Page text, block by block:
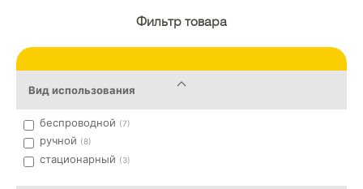
Фильтр товара
Вид использования
беспроводной (7)
ручной (8)
стационарный (3)